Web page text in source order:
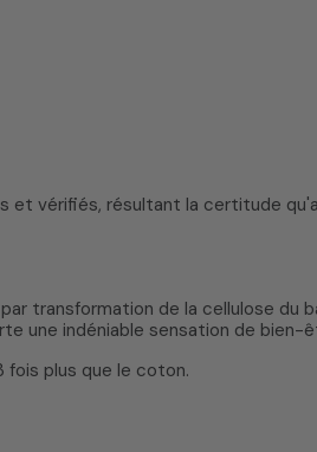
vérifiés, résultant la certitude
transformation de la cellulose du
une indéniable sensation de bien-
fois plus que le coton.